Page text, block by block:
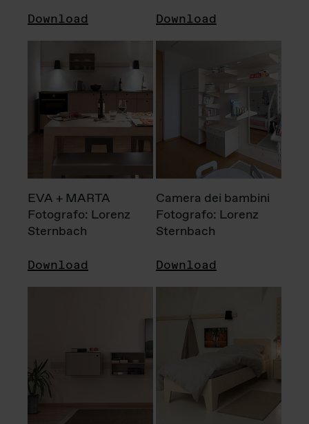
Download Download
EVA + MARTA
Fotografo: Lorenz
Sternbach
Download
Camera dei bambini
Fotografo: Lorenz
Sternbach
Download